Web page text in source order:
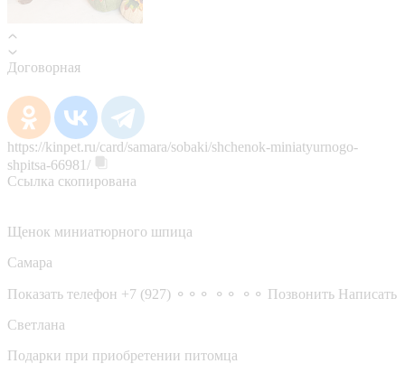
Договорная
https://kinpet.ru/card/samara/sobaki/shchenok-miniatyurnogo-
shpitsa-66981/
Ссылка скопирована
Щенок миниатюрного шпица
Самара
Показать телефон +7 (927) ⚬⚬⚬ ⚬⚬ ⚬⚬ Позвонить Написать
Светлана
Подарки при приобретении питомца